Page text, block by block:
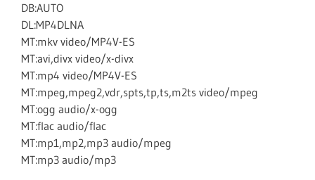
DB:AUTO
DL:MP4DLNA
MT:mkv video/MP4V-ES
MT:avi,divx video/x-divx
MT:mp4 video/MP4V-ES
MT:mpeg,mpeg2,vdr,spts,tp,ts,m2ts video/mpeg
MT:ogg audio/x-ogg
MT:flac audio/flac
MT:mp1,mp2,mp3 audio/mpeg
MT:mp3 audio/mp3